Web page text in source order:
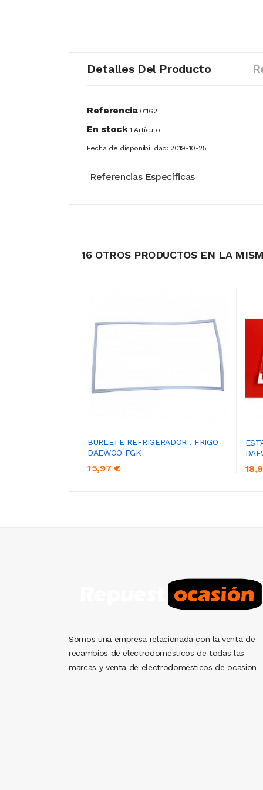
Detalles Del Producto
Referencia 01162
En stock 1 Artículo
Fecha de disponibilidad: 2019-10-25
Referencias Específicas
16 OTROS PRODUCTOS EN LA
BURLETE REFRIGERADOR , FRIGO
DAEWOO FGK
15,97 €
Somos una empresa relacionada con la venta de
recambios de electrodomésticos de todas las
marcas y venta de electrodomésticos de ocasion